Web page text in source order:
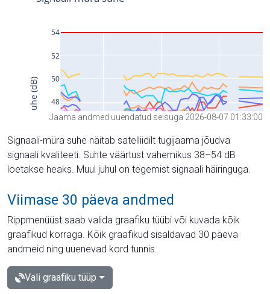
Jaama andmed uuendatud seisuga 2026-08-07 01:33:00
Signaali-müra suhe näitab satelliidilt tugijaama jõudva
signaali kvaliteeti. Suhte väärtust vahemikus 38–54 dB
loetakse heaks. Muul juhul on tegemist signaali häiringuga.
Viimase 30 päeva andmed
Rippmenüüst saab valida graafiku tüübi või kuvada kõik
graafikud korraga. Kõik graafikud sisaldavad 30 päeva
andmeid ning uuenevad kord tunnis.
Vali graafiku tüüp